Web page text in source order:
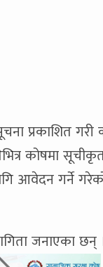
प्रकाशित गरी
कोषमा
आवेदन गर्ने
जनाएका छन्